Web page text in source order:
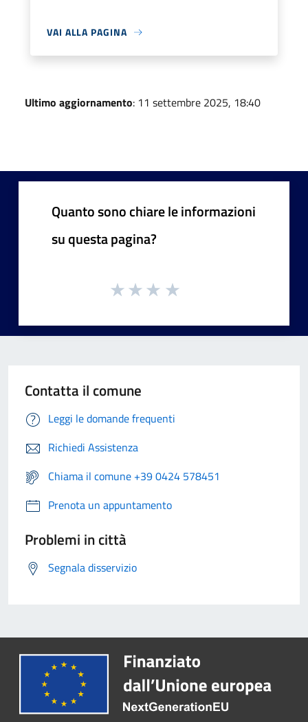
VAI ALLA PAGINA
Ultimo aggiornamento: 11 settembre 2025, 18:40
Quanto sono chiare le informazioni
su questa pagina?
Contatta il comune
Leggi le domande frequenti
Richiedi Assistenza
Chiama il comune +39 0424 578451
Prenota un appuntamento
Problemi in città
Segnala disservizio